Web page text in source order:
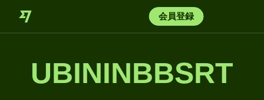
会員登録
UBININBBSRT